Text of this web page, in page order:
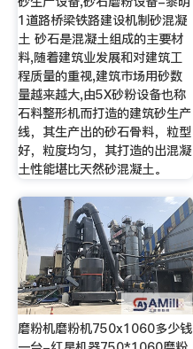
1道路桥梁铁路建设机制砂混凝
土 砂石是混凝土组成的主要材
料,随着建筑业发展和对建筑工
程质量的重视,建筑市场用砂数
量越来越大,由5X砂粉设备也称
石料整形机而打造的建筑砂生产
线，其生产出的砂石骨料，粒型
好，粒度均匀，其打造的出混凝
土性能堪比天然砂混凝土。
磨粉机磨粉机750x1060多少钱